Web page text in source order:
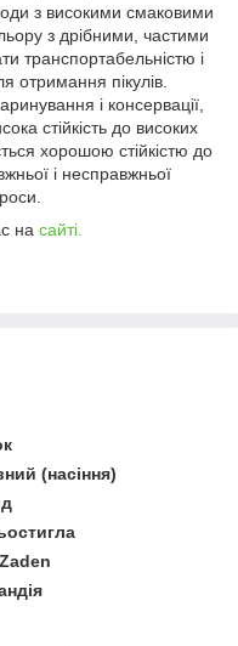
з високими смаковими
з дрібними, частими
транспортабельністю і
отримання пікулів.
і консервації,
стійкість до високих
хорошою стійкістю до
і несправжньої
на сайті.
(насіння)